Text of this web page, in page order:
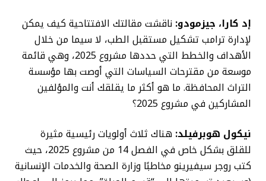
إد كارا، جيزمودو: ناقشت مقالتك الافتتاحية كيف يمكن
لإدارة ترامب تشكيل مستقبل الطب، لا سيما من خلال
الأهداف والخطط التي حددها مشروع 2025، وهي قائمة
موسعة من مقترحات السياسات التي أوصت بها مؤسسة
التراث المحافظة. ما هو أكثر ما يقلقك أنت والمؤلفين
المشاركين في مشروع 2025؟
نيكول هوبرفيلد: هناك ثلاث أولويات رئيسية مثيرة
للقلق بشكل خاص في الفصل 14 من مشروع 2025، حيث
كتب روجر سيفيرينو مخاطبًا وزارة الصحة والخدمات الإنسانية